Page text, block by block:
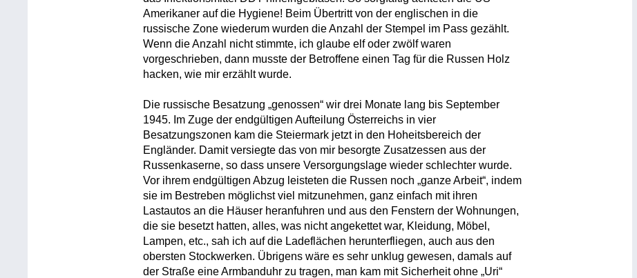
Amerikaner auf die Hygiene! Beim Übertritt von der englischen in die
russische Zone wiederum wurden die Anzahl der Stempel im Pass gezählt.
Wenn die Anzahl nicht stimmte, ich glaube elf oder zwölf waren
vorgeschrieben, dann musste der Betroffene einen Tag für die Russen Holz
hacken, wie mir erzählt wurde.
Die russische Besatzung „genossen“ wir drei Monate lang bis September
1945. Im Zuge der endgültigen Aufteilung Österreichs in vier
Besatzungszonen kam die Steiermark jetzt in den Hoheitsbereich der
Engländer. Damit versiegte das von mir besorgte Zusatzessen aus der
Russenkaserne, so dass unsere Versorgungslage wieder schlechter wurde.
Vor ihrem endgültigen Abzug leisteten die Russen noch „ganze Arbeit“, indem
sie im Bestreben möglichst viel mitzunehmen, ganz einfach mit ihren
Lastautos an die Häuser heranfuhren und aus den Fenstern der Wohnungen,
die sie besetzt hatten, alles, was nicht angekettet war, Kleidung, Möbel,
Lampen, etc., sah ich auf die Ladeflächen herunterfliegen, auch aus den
obersten Stockwerken. Übrigens wäre es sehr unklug gewesen, damals auf
der Straße eine Armbanduhr zu tragen, man kam mit Sicherheit ohne „Uri“